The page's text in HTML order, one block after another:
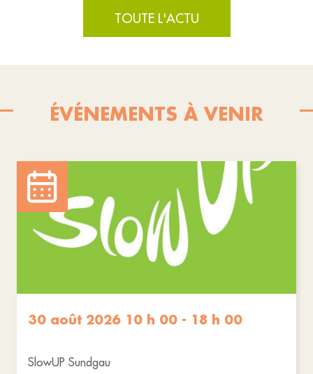
TOUTE L'ACTU
ÉVÉNEMENTS À VENIR
30 août 2026 10 h 00 - 18 h 00
SlowUP Sundgau